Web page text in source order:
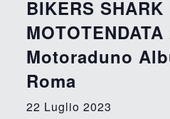
BIKERS SHARK
MOTOTENDATA
Motoraduno
Roma
22 Luglio 2023